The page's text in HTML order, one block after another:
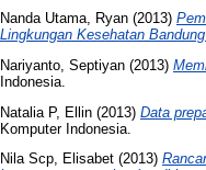
Nanda Utama, Ryan (2013)
Lingkungan Kesehatan
Nariyanto, Septiyan (2013)
Indonesia.
Natalia P, Ellin (2013) Data
Komputer Indonesia.
Nila Scp, Elisabet (2013)